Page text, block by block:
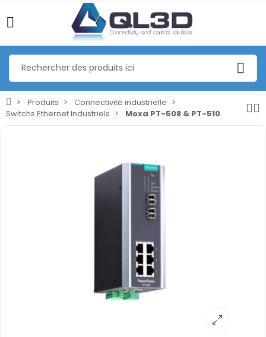
Produits
Connectivité industrielle
Switchs Ethernet Industriels
Moxa PT-508 & PT-510